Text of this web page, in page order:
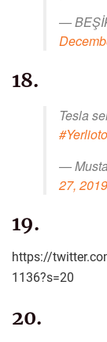
—
18.
Tesla
#Yerlioto
—
27, 2019
19.
https://
1136?s=20
20.